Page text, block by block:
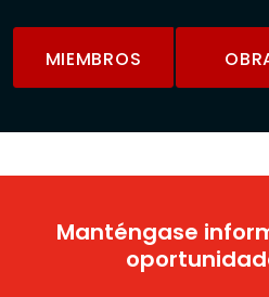
MIEMBROS
Manténgase